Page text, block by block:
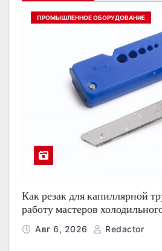
ПРОМЫШЛЕННОЕ ОБОРУДОВАНИЕ
Как резак для капиллярной
работу мастеров
Авг 6, 2026 Redactor